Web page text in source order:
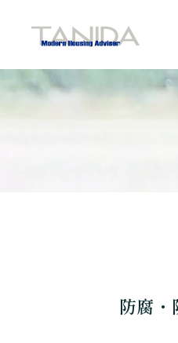
谷田工務店のトップペー
防腐